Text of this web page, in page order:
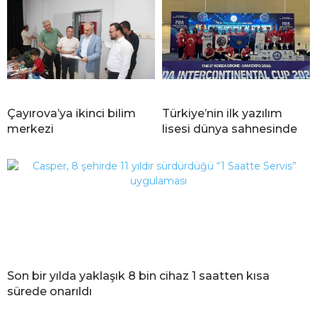
Çayırova’ya ikinci bilim
merkezi
Türkiye’nin ilk yazılım
lisesi dünya sahnesinde
Son bir yılda yaklaşık 8 bin cihaz 1 saatten kısa
sürede onarıldı